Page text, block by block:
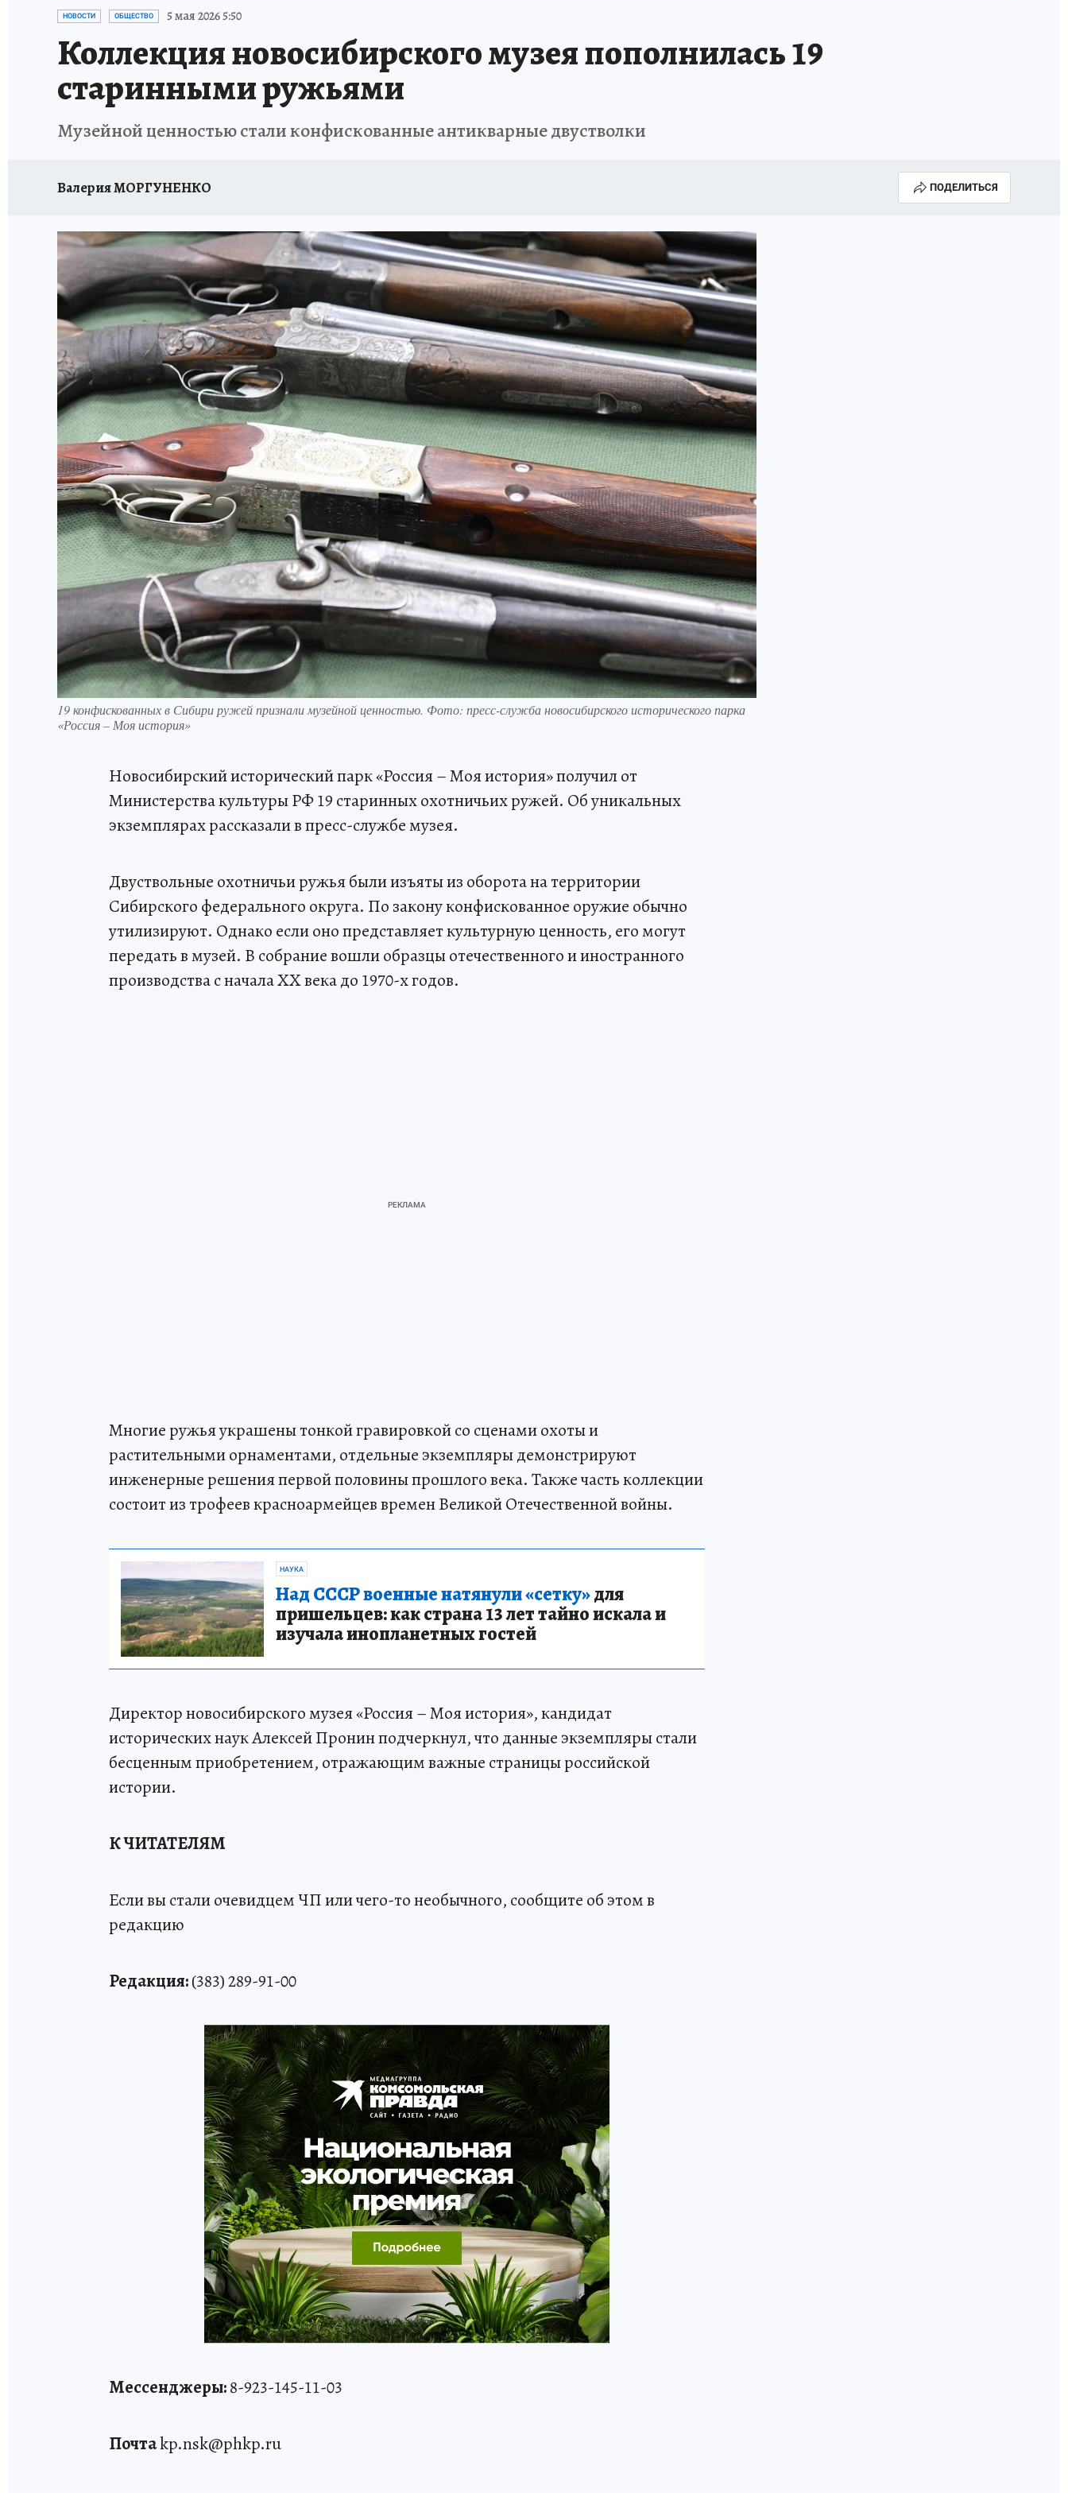
ОТДЫХ В РОССИИ
НОВОСТИ ОБЩЕСТВО 5 мая 2026 5:50
Коллекция новосибирского музея пополнилась 19
старинными ружьями
Музейной ценностью стали конфискованные антикварные двустволки
Валерия МОРГУНЕНКО ПОДЕЛИТЬСЯ
19 конфискованных в Сибири ружей признали музейной ценностью. Фото: пресс-служба новосибирского исторического парка
«Россия – Моя история»
Новосибирский исторический парк «Россия – Моя история» получил от
Министерства культуры РФ 19 старинных охотничьих ружей. Об уникальных
экземплярах рассказали в пресс-службе музея.
Двуствольные охотничьи ружья были изъяты из оборота на территории
Сибирского федерального округа. По закону конфискованное оружие обычно
утилизируют. Однако если оно представляет культурную ценность, его могут
передать в музей. В собрание вошли образцы отечественного и иностранного
производства с начала ХХ века до 1970-х годов.
Многие ружья украшены тонкой гравировкой со сценами охоты и
растительными орнаментами, отдельные экземпляры демонстрируют
инженерные решения первой половины прошлого века. Также часть коллекции
состоит из трофеев красноармейцев времен Великой Отечественной войны.
НАУКА
Над СССР военные натянули «сетку»для
пришельцев: как страна 13 лет тайно искала и
изучала инопланетных гостей
Директор новосибирского музея «Россия – Моя история», кандидат
исторических наук Алексей Пронин подчеркнул, что данные экземпляры стали
бесценным приобретением, отражающим важные страницы российской
истории.
К ЧИТАТЕЛЯМ
Если вы стали очевидцем ЧП или чего-то необычного, сообщите об этом в
редакцию
Редакция:(383) 289-91-00
Мессенджеры:8-923-145-11-03
Почтаkp.nsk@phkp.ru